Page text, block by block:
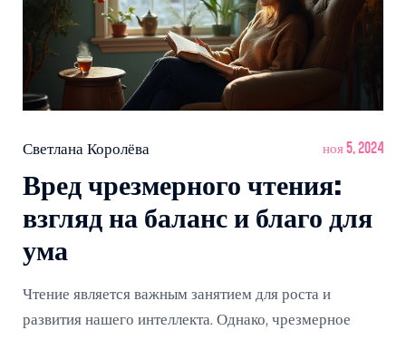
Светлана Королёва ноя 5, 2024
Вред чрезмерного чтения:
взгляд на баланс и благо для
ума
Чтение является важным занятием для роста и
развития нашего интеллекта. Однако, чрезмерное